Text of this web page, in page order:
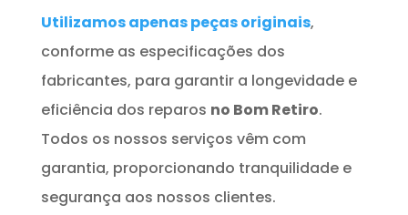
Utilizamos apenas peças originais,
conforme as especificações dos
fabricantes, para garantir a longevidade e
eficiência dos reparos no Bom Retiro.
Todos os nossos serviços vêm com
garantia, proporcionando tranquilidade e
segurança aos nossos clientes.